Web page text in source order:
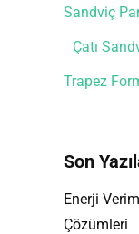
Sandviç
Çatı
Trapez
Son
Enerji
Çözümleri